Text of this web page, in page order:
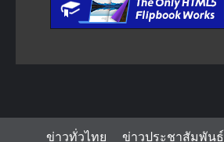
ข่าวทั่วไทย ข่าวประชาสัมพันธ์